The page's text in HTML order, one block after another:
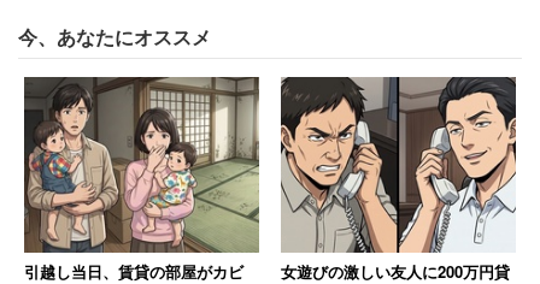
今、あなたにオススメ
引越し当日、賃貸の部屋がカビ
女遊びの激しい友人に200万円貸